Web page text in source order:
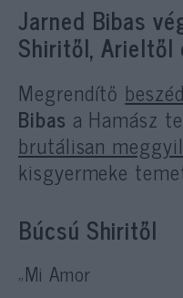
Jarned Bibas
Shiritől,
Megrendítő
Bibas a Hamász
brutálisan
kisgyermeke
Búcsú Shiritől
„Mi Amor